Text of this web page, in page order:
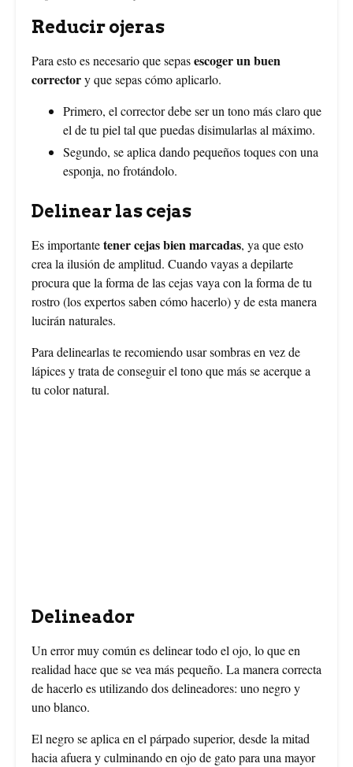
Reducir ojeras
Para esto es necesario que sepasescoger un buen
correctory que sepas cómo aplicarlo.
Primero, el corrector debe ser un tono más claro que
el de tu piel tal que puedas disimularlas al máximo.
Segundo, se aplica dando pequeños toques con una
esponja, no frotándolo.
Delinear las cejas
Es importantetener cejas bien marcadas, ya que esto
crea la ilusión de amplitud. Cuando vayas a depilarte
procura que la forma de las cejas vaya con la forma de tu
rostro (los expertos saben cómo hacerlo) y de esta manera
lucirán naturales.
Para delinearlas te recomiendo usar sombras en vez de
lápices y trata de conseguir el tono que más se acerque a
tu color natural.
Delineador
Un error muy común es delinear todo el ojo, lo que en
realidad hace que se vea más pequeño. La manera correcta
de hacerlo es utilizando dos delineadores: uno negro y
uno blanco.
El negro se aplica en el párpado superior, desde la mitad
hacia afuera y culminando en ojo de gato para una mayor